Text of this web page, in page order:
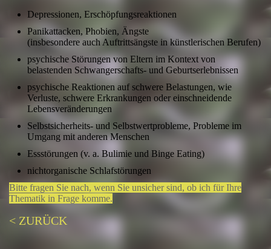
Depressionen, Erschöpfungsreaktionen
Panikattacken, Phobien, Ängste
(insbesondere auch Auftrittsängste in künstlerischen Berufen)
psychische Störungen von Eltern im Kontext von
belastenden Schwangerschafts- und Geburtserlebnissen
psychische Reaktionen auf schwere Belastungen, wie
Verluste, schwere Erkrankungen oder einschneidende
Lebensveränderungen
Selbstsicherheits- und Selbstwertprobleme, Probleme im
Umgang mit anderen Menschen
Essstörungen (v. a. Bulimie und Binge Eating)
nichtorganische Schlafstörungen
Bitte fragen Sie nach, wenn Sie unsicher sind, ob ich für Ihre
Thematik in Frage komme.
< ZURÜCK